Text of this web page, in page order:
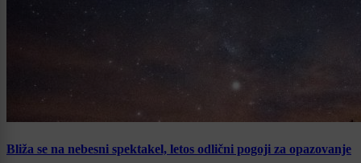
Bliža se na nebesni spektakel, letos odlični pogoji za opazovanje